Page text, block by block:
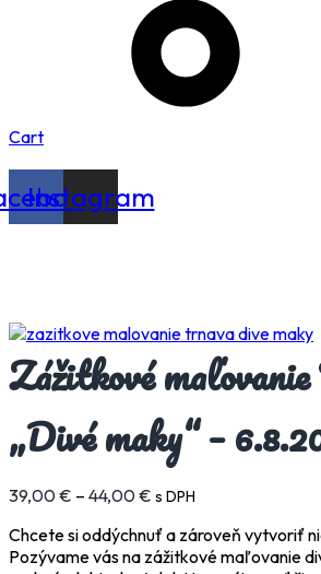
Cart
Instagram
Zážitkové
„Divé maky“ –
39,00€ – 44,00€ s DPH
Chcete si oddýchnuť a zároveň vytvoriť
Pozývame vás na zážitkové maľovanie